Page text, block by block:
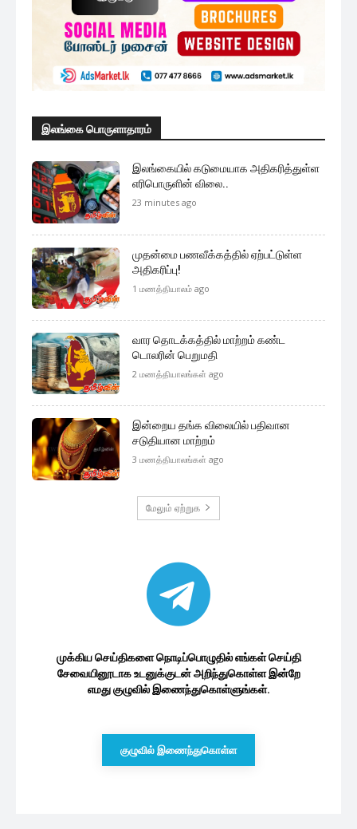
இலங்கை பொருளாதாரம்
இலங்கையில் கடுமையாக அதிகரித்துள்ள
எரிபொருளின் விலை..
23 minutes ago
முதன்மை பணவீக்கத்தில் ஏற்பட்டுள்ள
அதிகரிப்பு!
1 மணத்தியாலம் ago
வார தொடக்கத்தில் மாற்றம் கண்ட
டொலரின் பெறுமதி
2 மணத்தியாலங்கள் ago
இன்றைய தங்க விலையில் பதிவான
சடுதியான மாற்றம்
3 மணத்தியாலங்கள் ago
மேலும் ஏற்றுக
முக்கிய செய்திகளை நொடிப்பொழுதில் எங்கள் செய்தி
சேவையினூடாக உடனுக்குடன் அறிந்துகொள்ள இன்றே
எமது குழுவில் இணைந்துகொள்ளுங்கள்.
குழுவில் இணைந்துகொள்ள